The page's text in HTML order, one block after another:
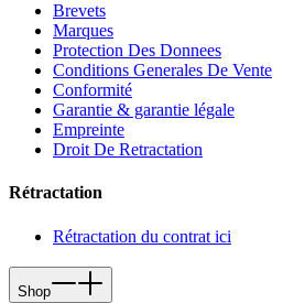
Brevets
Marques
Protection Des Donnees
Conditions Generales De Vente
Conformité
Garantie & garantie légale
Empreinte
Droit De Retractation
Rétractation
Rétractation du contrat ici
Shop